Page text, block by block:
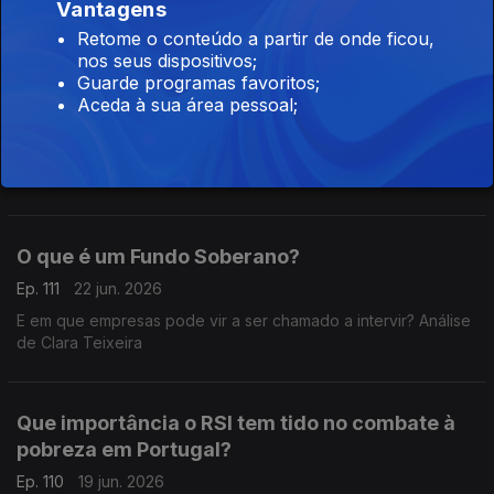
Teixeira
Que Efeito teve o Brexit na economia
portuguesa?
O que é um Fundo Soberano?
Ep. 111
22 jun. 2026
E em que empresas pode vir a ser chamado a intervir? Análise
de Clara Teixeira
Que importância o RSI tem tido no combate à
pobreza em Portugal?
Ep. 110 19 jun. 2026
Vantagens
Retome o conteúdo a partir de onde ficou,
nos seus dispositivos;
Guarde programas favoritos;
Aceda à sua área pessoal;